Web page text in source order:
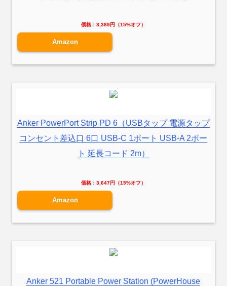
価格：3,389円（15%オフ）
Amazon
Anker PowerPort Strip PD 6（USBタップ 電源タップ
コンセント差込口 6口 USB-C 1ポート USB-A 2ポー
ト 延長コード 2m）
価格：3,647円（15%オフ）
Amazon
Anker 521 Portable Power Station (PowerHouse